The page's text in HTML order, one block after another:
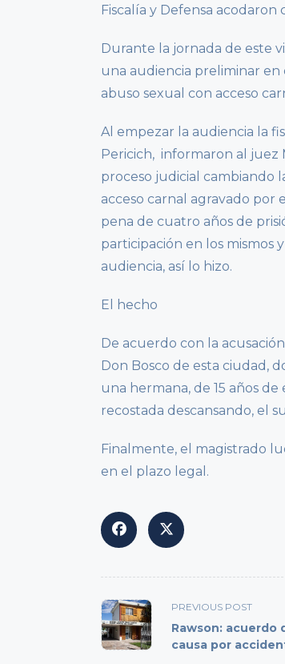
Fiscalía y Defensa
Durante la jornada de este
una audiencia preliminar en
abuso sexual con acceso
Al empezar la audiencia la
Pericich, informaron al juez
proceso judicial cambiando
acceso carnal agravado
pena de cuatro años de
participación en los mismos
audiencia, así lo hizo.
El hecho
De acuerdo con la
Don Bosco de esta ciudad,
una hermana, de 15 años
recostada descansando, el
Finalmente, el magistrado
en el plazo legal.
<span
class="nav-
subtitle
PREVIOUS POST
Rawson: acuerdo
causa por